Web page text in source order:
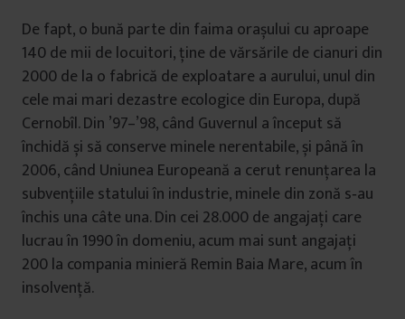
De fapt, o bună parte din faima orașului cu aproape
140 de mii de locuitori, ține de vărsările de cianuri din
2000 de la o fabrică de exploatare a aurului, unul din
cele mai mari dezastre ecologice din Europa, după
Cernobîl. Din ’97–’98, când Guvernul a început să
închidă și să conserve minele nerentabile, și până în
2006, când Uniunea Europeană a cerut renunțarea la
subvențiile statului în industrie, minele din zonă s‑au
închis una câte una. Din cei 28.000 de angajați care
lucrau în 1990 în domeniu, acum mai sunt angajați
200 la compania minieră Remin Baia Mare, acum în
insolvență.